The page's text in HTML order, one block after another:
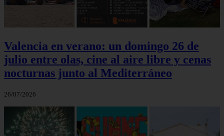
Valencia en verano: un domingo 26 de
julio entre olas, cine al aire libre y cenas
nocturnas junto al Mediterráneo
26/07/2026